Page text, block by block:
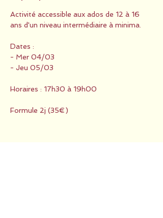
Activité accessible aux ados de 12 à 16
ans d'un niveau intermédiaire à minima.
Dates :
- Mer 04/03
- Jeu 05/03
Horaires : 17h30 à 19h00
Formule 2j (35€)